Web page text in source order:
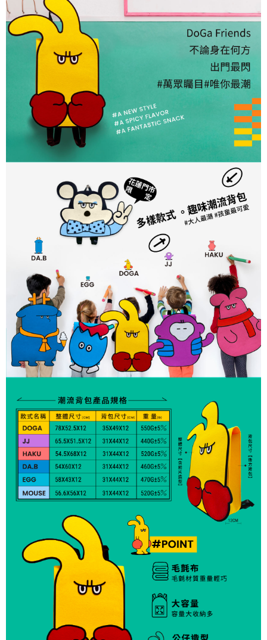
請求用戶進行身份認證。
５．嚴禁一人註冊多個帳號或使用他人資訊註冊。若發現惡意使用之情形，
恩沛科技股份有限公司將有權停止該用戶之使用額度並採取法律行動。